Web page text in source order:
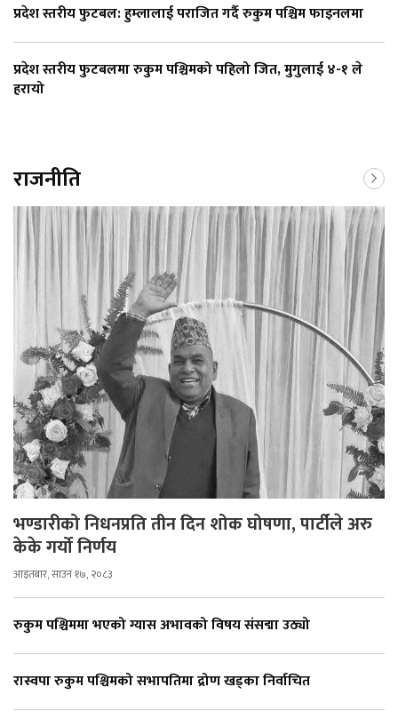
प्रदेश स्तरीय फुटबल: हुम्लालाई पराजित गर्दै रुकुम पश्चिम फाइनलमा
प्रदेश स्तरीय फुटबलमा रुकुम पश्चिमको पहिलो जित, मुगुलाई ४-१ ले
हरायो
राजनीति
भण्डारीको निधनप्रति तीन दिन शोक घोषणा, पार्टीले अरु
केके गर्यो निर्णय
आइतबार, साउन १७, २०८३
रुकुम पश्चिममा भएको ग्यास अभावको विषय संसद्मा उठ्यो
रास्वपा रुकुम पश्चिमको सभापतिमा द्रोण खड्का निर्वाचित